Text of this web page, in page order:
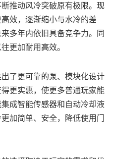
推动风冷突破原有极限。现
效，逐渐缩小与水冷的差
多年内依旧具备竞争力。同
更加耐用高效。
了更可靠的泵、模块化设计
更实惠，使更多普通玩家能
成智能传感器和自动冷却液
加简单、安全，降低使用门